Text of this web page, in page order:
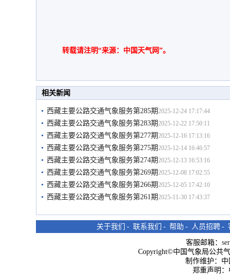
转载请注明“来源：中国天气网”。
相关新闻
西藏主要公路交通气象服务第285期2025-12-24 17:17:44
西藏主要公路交通气象服务第283期2025-12-22 17:50:11
西藏主要公路交通气象服务第277期2025-12-16 17:13:16
西藏主要公路交通气象服务第275期2025-12-14 16:46:57
西藏主要公路交通气象服务第274期2025-12-13 16:53:16
西藏主要公路交通气象服务第269期2025-12-08 17:02:55
西藏主要公路交通气象服务第266期2025-12-05 17:42:10
西藏主要公路交通气象服务第261期2025-11-30 17:43:37
关于我们 - 联系我们 - 帮助 - 人员招聘 -
客服邮箱：
Copyright©中国气象局公共
制作维护：
郑重声明